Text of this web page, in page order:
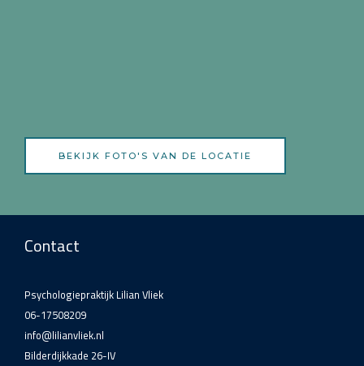
BEKIJK FOTO'S VAN DE LOCATIE
Contact
Psychologiepraktijk Lilian Vliek
06-17508209
info@lilianvliek.nl
Bilderdijkkade 26-IV